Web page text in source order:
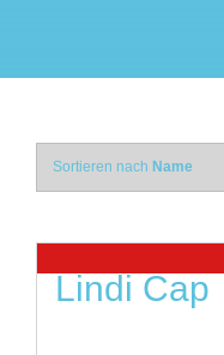
Sortieren nach Name
Lindi Cap